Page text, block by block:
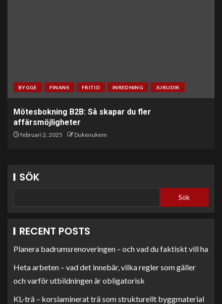
BYGGE FINANS FRITID INREDNING JURUDIK
Mötesbokning B2B: Så skapar du fler
affärsmöjligheter
februari 2, 2025 Dukenukem
SÖK
Sök
RECENT POSTS
Planera badrumsrenoveringen – och vad du faktiskt vill ha
Heta arbeten – vad det innebär, vilka regler som gäller
och varför utbildningen är obligatorisk
KL-trä – korslaminerat trä som strukturellt byggmaterial